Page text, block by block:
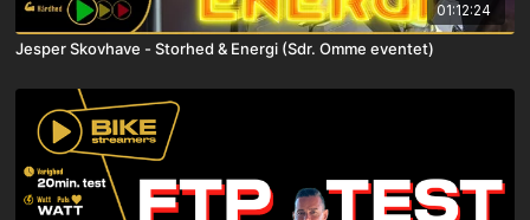
01:12:24
Jesper Skovhave - Storhed & Energi (Sdr. Omme eventet)